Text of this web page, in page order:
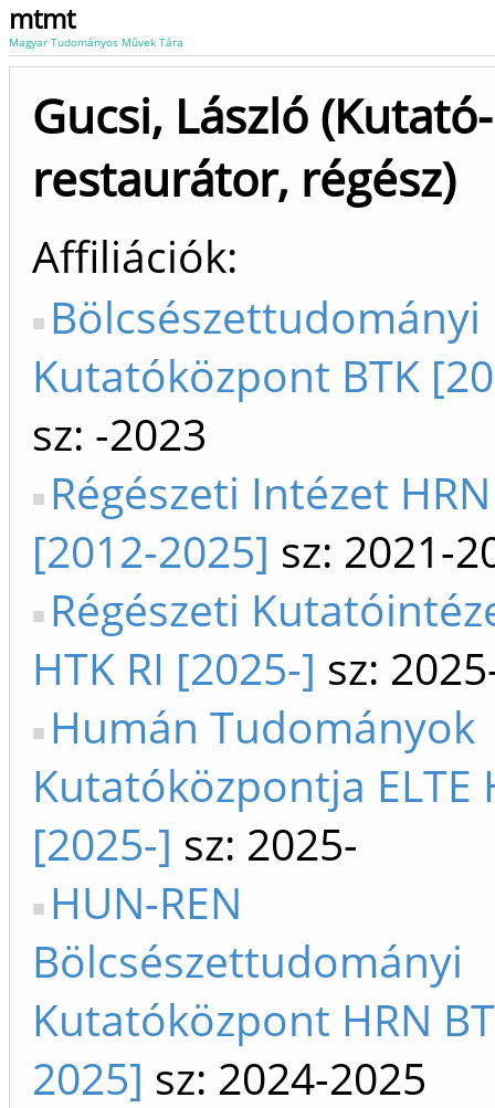
mtmt
Magyar Tudományos Művek Tára
Gucsi, László (Kutató-
restaurátor, régész)
Affiliációk
Bölcsészettudományi
Kutatóközpont BTK
sz: -2023
Régészeti Intézet
[2012-2025] sz: 2021-
Régészeti
HTK RI [2025-] sz:
Humán Tudományok
Kutatóközpontja ELTE
[2025-] sz: 2025-
HUN-REN
Bölcsészettudományi
Kutatóközpont HRN
2025] sz: 2024-2025